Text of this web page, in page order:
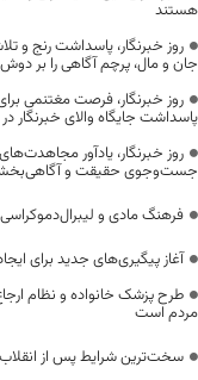
هستند
روز خبرنگار، پاسداشت رنج و
جان و مال، پرچم آگاهی را بر
روز خبرنگار، فرصت مغتنمی
پاسداشت جایگاه والای
روز خبرنگار، یادآور
جست‌وجوی حقیقت و آگاهی‌بخشی
فرهنگ مادی و
آغاز پیگیری‌های جدید برای
طرح پزشک خانواده و نظام
مردم است
سخت‌ترین شرایط پس از